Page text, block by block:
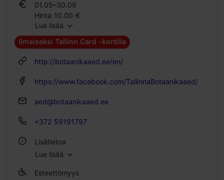
ma-su 10:00–16:00
01.05–30.09
Hinta 10.00 €
Oppilaslippu 6.00 €
Perhelippu 20.00 €
01.10–30.04
Hinta 10.00 €
Oppilaslippu 6.00 €
Lue lisää
Ilmaiseksi Tallinn Card -kortilla
http://botaanikaaed.ee/en/
https://www.facebook.com/TallinnaBotaanikaaed/
aed@botaanikaaed.ee
+372 59191797
Lisätietoa
Lue lisää
Esteettömyys